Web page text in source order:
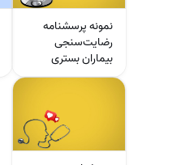
نمونه پرسشنامه
رضایت‌سنجی
بیماران بستری